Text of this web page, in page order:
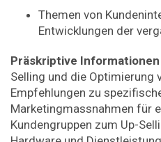
Themen von
Entwicklungen der
Präskriptive Informationen
Selling und die Optimierung
Empfehlungen zu
Marketingmassnahmen für
Kundengruppen zum Up-